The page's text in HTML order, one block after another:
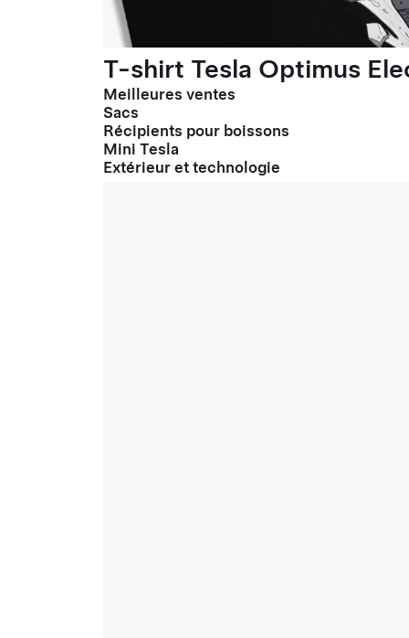
T-shirt Tesla Optimus
Meilleures ventes
Sacs
Récipients pour boissons
Mini Tesla
Extérieur et technologie